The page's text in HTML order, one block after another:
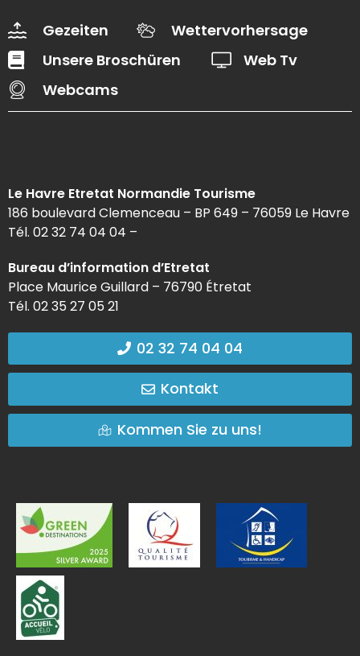
Gezeiten
Wettervorhersage
Unsere Broschüren
Web Tv
Webcams
Le Havre Etretat Normandie Tourisme
186 boulevard Clemenceau – BP 649 – 76059 Le Havre
Tél. 02 32 74 04 04 –
Bureau d’information d’Etretat
Place Maurice Guillard – 76790 Étretat
Tél. 02 35 27 05 21
02 32 74 04 04
Kontakt
Kommen Sie zu uns!